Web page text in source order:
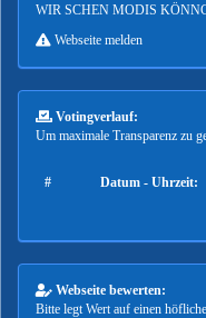
WIR SCHEN MODIS
Webseite melden
Votingverlauf:
Um maximale Transparenz zu
# Datum - Uhrzeit:
Webseite bewerten:
Bitte legt Wert auf einen